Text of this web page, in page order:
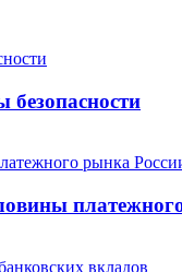
безопасности